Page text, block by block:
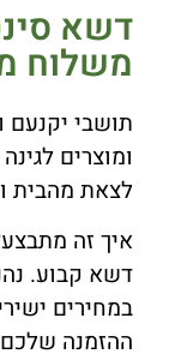
דשא
משלוח
תושבי יקנעם
ומוצרים
לצאת מהבית
איך זה
דשא קבוע.
במחירים
ההזמנה